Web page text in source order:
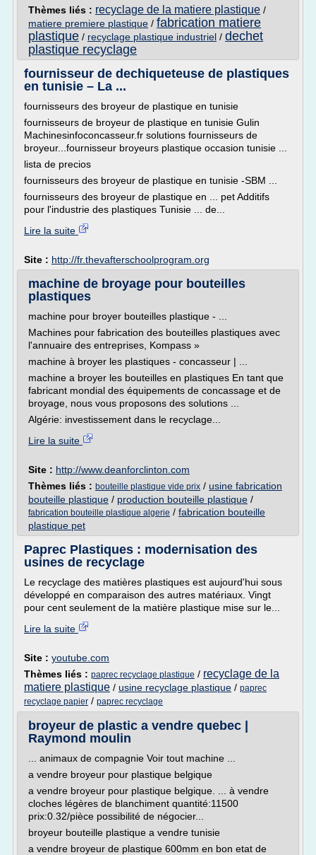
Thèmes liés : recyclage de la matiere plastique /
matiere premiere plastique / fabrication matiere
plastique / recyclage plastique industriel / dechet
plastique recyclage
fournisseur de dechiqueteuse de plastiques
en tunisie – La ...
fournisseurs des broyeur de plastique en tunisie
fournisseurs de broyeur de plastique en tunisie Gulin
Machinesinfoconcasseur.fr solutions fournisseurs de
broyeur...fournisseur broyeurs plastique occasion tunisie ...
lista de precios
fournisseurs des broyeur de plastique en tunisie -SBM ...
fournisseurs des broyeur de plastique en ... pet Additifs
pour l'industrie des plastiques Tunisie ... de...
Lire la suite
Site : http://fr.thevafterschoolprogram.org
machine de broyage pour bouteilles
plastiques
machine pour broyer bouteilles plastique - ...
Machines pour fabrication des bouteilles plastiques avec
l'annuaire des entreprises, Kompass »
machine à broyer les plastiques - concasseur | ...
machine a broyer les bouteilles en plastiques En tant que
fabricant mondial des équipements de concassage et de
broyage, nous vous proposons des solutions ...
Algérie: investissement dans le recyclage...
Lire la suite
Site : http://www.deanforclinton.com
Thèmes liés : bouteille plastique vide prix / usine fabrication
bouteille plastique / production bouteille plastique /
fabrication bouteille plastique algerie / fabrication bouteille
plastique pet
Paprec Plastiques : modernisation des
usines de recyclage
Le recyclage des matières plastiques est aujourd'hui sous
développé en comparaison des autres matériaux. Vingt
pour cent seulement de la matière plastique mise sur le...
Lire la suite
Site : youtube.com
Thèmes liés : paprec recyclage plastique / recyclage de la
matiere plastique / usine recyclage plastique / paprec
recyclage papier / paprec recyclage
broyeur de plastic a vendre quebec |
Raymond moulin
... animaux de compagnie Voir tout machine ...
a vendre broyeur pour plastique belgique
a vendre broyeur pour plastique belgique. ... à vendre
cloches légères de blanchiment quantité:11500
prix:0.32/pièce possibilité de négocier...
broyeur bouteille plastique a vendre tunisie
a vendre broyeur de plastique 600mm en bon etat de